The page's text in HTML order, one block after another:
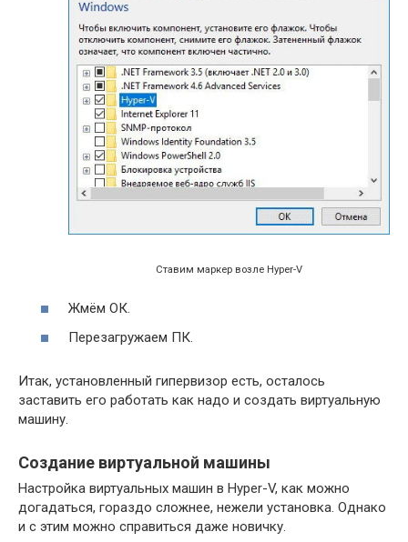
Cтавим маркер возле Hyper-V
Жмём ОК.
Перезагружаем ПК.
Итак, установленный гипервизор есть, осталось
заставить его работать как надо и создать виртуальную
машину.
Создание виртуальной машины
Настройка виртуальных машин в Hyper-V, как можно
догадаться, гораздо сложнее, нежели установка. Однако
и с этим можно справиться даже новичку.